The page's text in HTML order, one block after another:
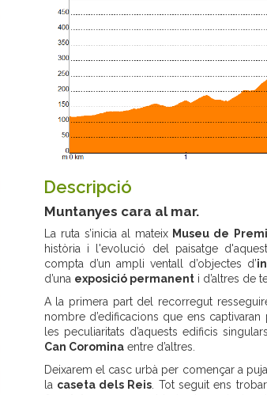
Descripció
Muntanyes cara al mar.
La ruta s’inicia al mateix Museu de
història i l'evolució del paisatge
compta d’un ampli ventall d’objectes d’
d’una exposició permanenti d’altres de
A la primera part del recorregut
nombre d’edificacions que ens
les peculiaritats d’aquests edificis
Can Corominaentre d’altres.
Deixarem el casc urbà per començar a
la caseta dels Reis . Tot seguit ens